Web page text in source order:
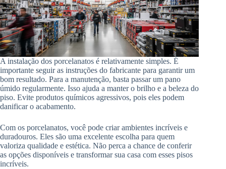
A instalação dos porcelanatos é relativamente simples. É
importante seguir as instruções do fabricante para garantir um
bom resultado. Para a manutenção, basta passar um pano
úmido regularmente. Isso ajuda a manter o brilho e a beleza do
piso. Evite produtos químicos agressivos, pois eles podem
danificar o acabamento.
Com os porcelanatos, você pode criar ambientes incríveis e
duradouros. Eles são uma excelente escolha para quem
valoriza qualidade e estética. Não perca a chance de conferir
as opções disponíveis e transformar sua casa com esses pisos
incríveis.